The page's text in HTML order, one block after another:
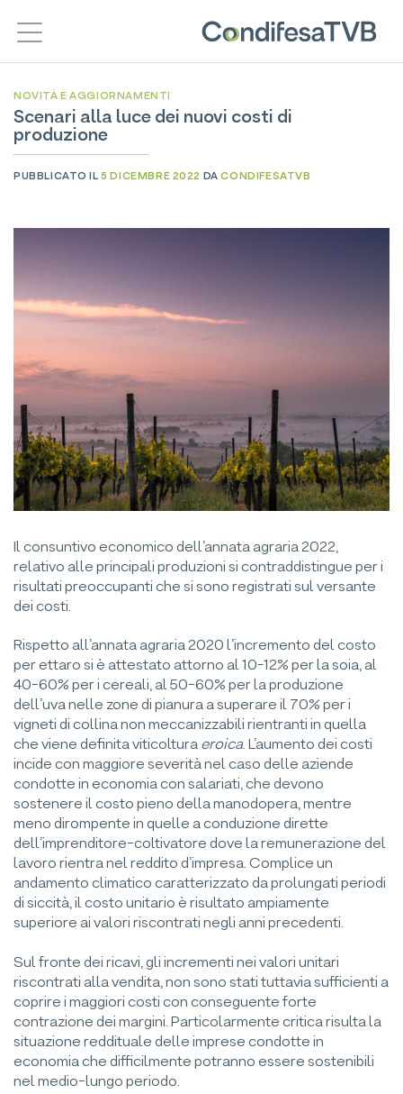
NOVITÀ E AGGIORNAMENTI
Scenari alla luce dei nuovi costi di
produzione
PUBBLICATO IL5 DICEMBRE 2022 DACONDIFESATVB
Il consuntivo economico dell’annata agraria 2022,
relativo alle principali produzioni si contraddistingue per i
risultati preoccupanti che si sono registrati sul versante
dei costi.
Rispetto all’annata agraria 2020 l’incremento del costo
per ettaro si è attestato attorno al 10-12% per la soia, al
40-60% per i cereali, al 50-60% per la produzione
dell’uva nelle zone di pianura a superare il 70% per i
vigneti di collina non meccanizzabili rientranti in quella
che viene definita viticolturaeroica. L’aumento dei costi
incide con maggiore severità nel caso delle aziende
condotte in economia con salariati, che devono
sostenere il costo pieno della manodopera, mentre
meno dirompente in quelle a conduzione dirette
dell’imprenditore-coltivatore dove la remunerazione del
lavoro rientra nel reddito d’impresa. Complice un
andamento climatico caratterizzato da prolungati periodi
di siccità, il costo unitario è risultato ampiamente
superiore ai valori riscontrati negli anni precedenti.
Sul fronte dei ricavi, gli incrementi nei valori unitari
riscontrati alla vendita, non sono stati tuttavia sufficienti a
coprire i maggiori costi con conseguente forte
contrazione dei margini. Particolarmente critica risulta la
situazione reddituale delle imprese condotte in
economia che difficilmente potranno essere sostenibili
nel medio-lungo periodo.